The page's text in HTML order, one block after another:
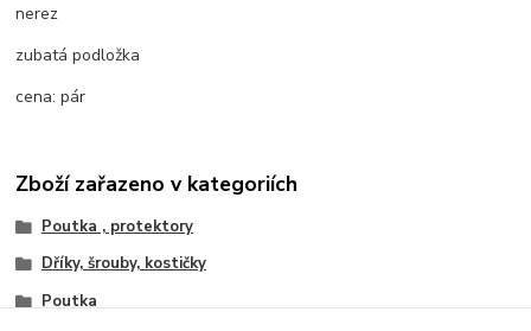
nerez
zubatá podložka
cena: pár
Zboží zařazeno v kategoriích
Poutka , protektory
Dříky, šrouby, kostičky
Poutka